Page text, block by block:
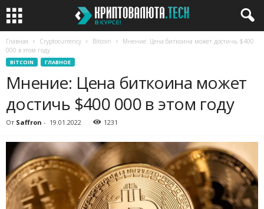
Главная Cryptocurrency Bitcoin
Мнение: Цена биткоина может достичь $400
000 в этом году
BITCOIN ГЛАВНОЕ
Мнение: Цена биткоина может
достичь $400 000 в этом году
От Saffron - 19.01.2022 1231